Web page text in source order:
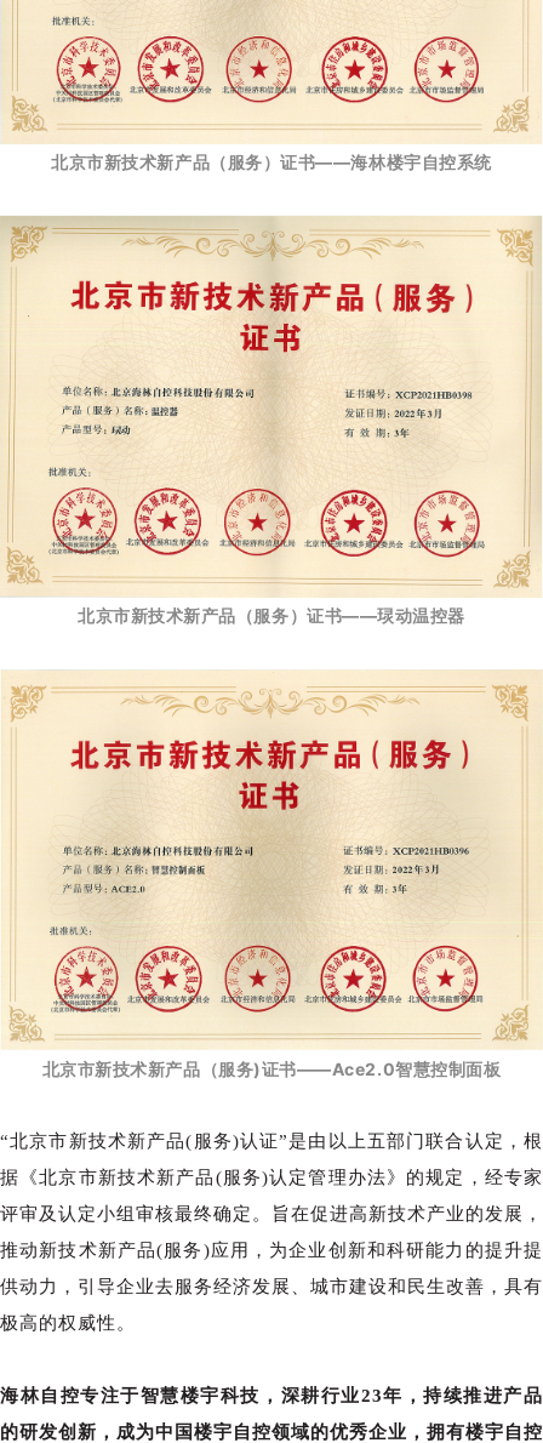
北京市新技术新产品（服务）证书——海林楼宇自控系统
北京市新技术新产品（服务）证书——㻏动温控器
北京市新技术新产品（服务)证书——Ace2.0智慧控制面板
“北京市新技术新产品(服务)认证”是由以上五部门联合认定，根
据《北京市新技术新产品(服务)认定管理办法》的规定，经专家
评审及认定小组审核最终确定。旨在促进高新技术产业的发展，
推动新技术新产品(服务)应用，为企业创新和科研能力的提升提
供动力，引导企业去服务经济发展、城市建设和民生改善，具有
极高的权威性。
海林自控专注于智慧楼宇科技，深耕行业23年，持续推进产品
的研发创新，成为中国楼宇自控领域的优秀企业，拥有楼宇自控